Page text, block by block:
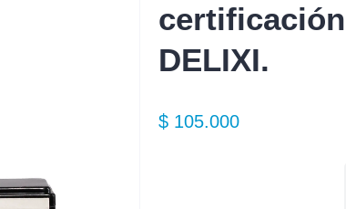
DELIXI.
$ 105.000